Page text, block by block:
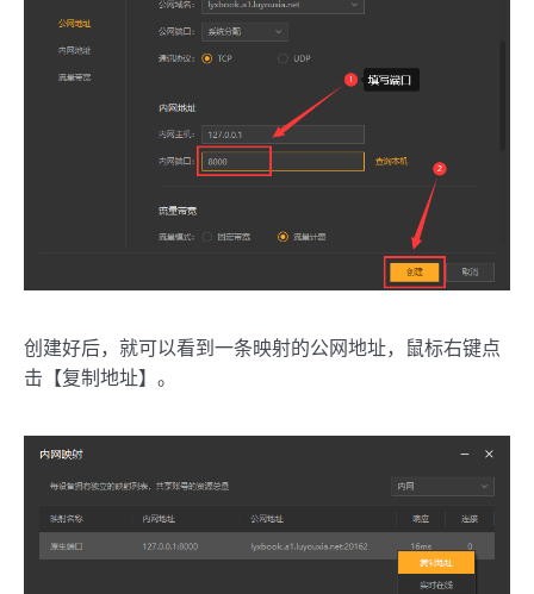
创建好后，就可以看到一条映射的公网地址，鼠标右键点
击【复制地址】。